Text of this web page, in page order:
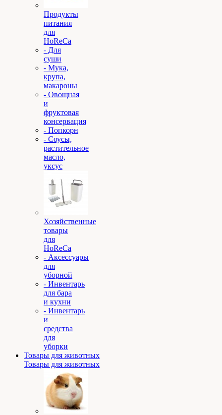
Продукты
питания
для
HoReCa
- Для
суши
- Мука,
крупа,
макароны
- Овощная
и
фруктовая
консервация
- Попкорн
- Соусы,
растительное
масло,
уксус
Хозяйственные
товары
для
HoReCa
- Аксессуары
для
уборной
- Инвентарь
для бара
и кухни
- Инвентарь
и
средства
для
уборки
Товары для животных
Товары для животных